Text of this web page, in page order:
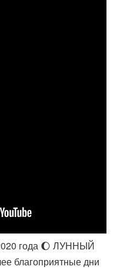
года 🌔 ЛУННЫЙ
благоприятные дни